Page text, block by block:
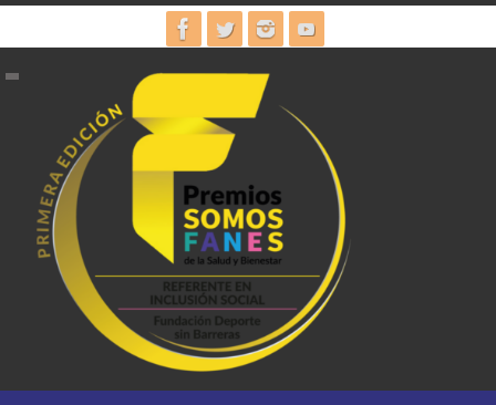
al
contenido